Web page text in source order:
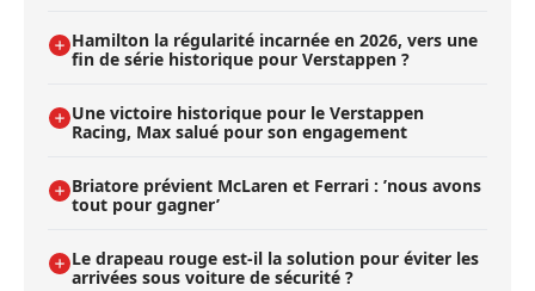
Hamilton la régularité incarnée en 2026, vers une
fin de série historique pour Verstappen ?
Une victoire historique pour le Verstappen
Racing, Max salué pour son engagement
Briatore prévient McLaren et Ferrari : ’nous avons
tout pour gagner’
Le drapeau rouge est-il la solution pour éviter les
arrivées sous voiture de sécurité ?